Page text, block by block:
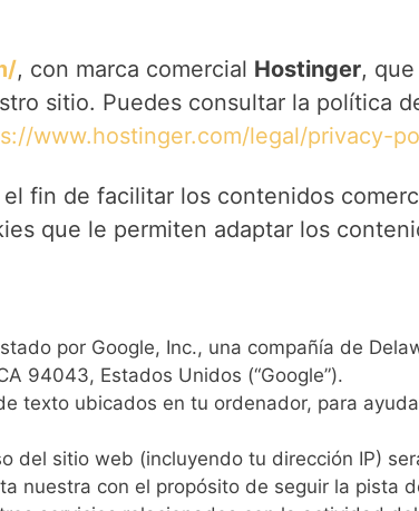
, con marca comercial Hostinger,
sitio. Puedes consultar la política
www.hostinger.com/legal/privacy-
fin de facilitar los contenidos
que le permiten adaptar los
por Google, Inc., una compañía de
94043, Estados Unidos (“Google”).
texto ubicados en tu ordenador, para
del sitio web (incluyendo tu dirección IP)
nuestra con el propósito de seguir la pista